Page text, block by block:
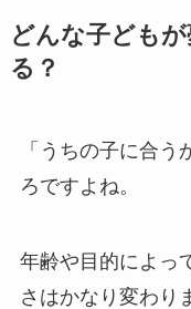
どんな子ども
る？
「うちの子に合
ろですよね。
年齢や目的によっ
さはかなり変わり